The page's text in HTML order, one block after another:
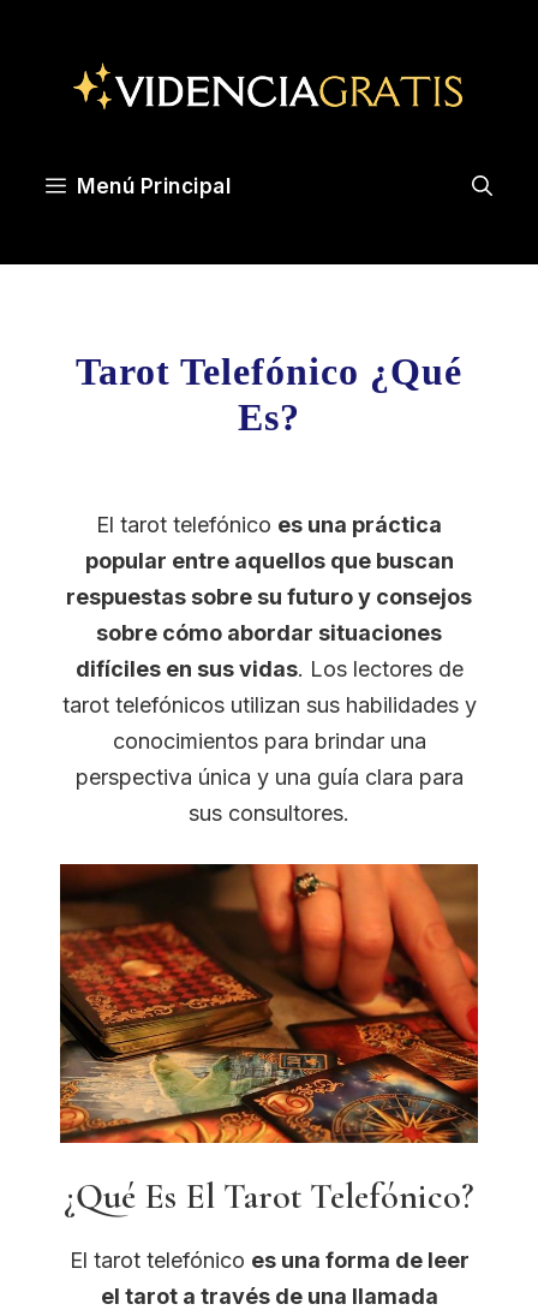
contenido
Menú Principal
Tarot Telefónico ¿Qué
Es?
El tarot telefónico es una práctica
popular entre aquellos que buscan
respuestas sobre su futuro y consejos
sobre cómo abordar situaciones
difíciles en sus vidas. Los lectores de
tarot telefónicos utilizan sus habilidades y
conocimientos para brindar una
perspectiva única y una guía clara para
sus consultores.
¿Qué Es El Tarot Telefónico?
El tarot telefónico es una forma de leer
el tarot a través de una llamada